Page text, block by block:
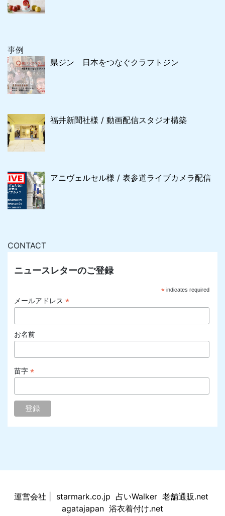
事例
県ジン 日本をつなぐクラフトジン
福井新聞社様 / 動画配信スタジオ構築
アニヴェルセル様 / 表参道ライブカメラ配信
CONTACT
ニュースレターのご登録
*indicates required
メールアドレス *
お名前
苗字 *
運営会社 starmark.co.jp 占いWalker 老舗通販.net
agatajapan 浴衣着付け.net